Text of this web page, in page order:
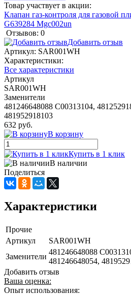
Товар участвует в акции:
Клапан газ-контроля для газовой
G639284 Mgc002un
Отзывов: 0
Добавить отзыв
Артикул: SAR001WH
Характеристики:
Все характеристики
Артикул
SAR001WH
Заменители
481246648088 C00313104,
481952918103
632 руб.
В корзину
Купить в 1 клик
В наличии
Поделиться
Характеристики
Прочие
Артикул
SAR001WH
Заменители
481246648088
481246648054,
Добавить отзыв
Ваша оценка:
Опыт использования: